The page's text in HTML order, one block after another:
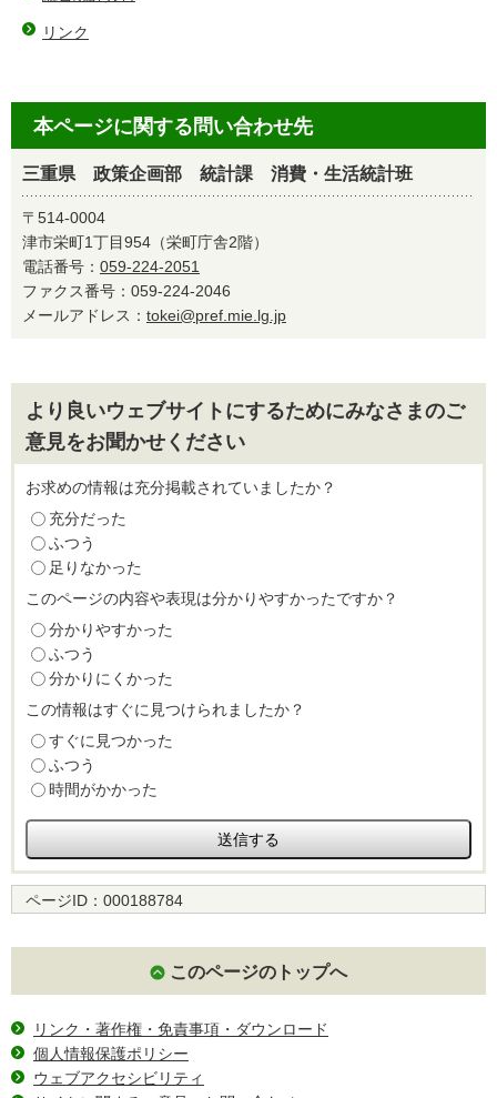
リンク
本ページに関する問い合わせ先
三重県 政策企画部 統計課 消費・生活統計班
〒514-0004
津市栄町1丁目954（栄町庁舎2階）
電話番号： 059-224-2051
ファクス番号：059-224-2046
メールアドレス： tokei@pref.mie.lg.jp
より良いウェブサイトにするためにみなさまのご
意見をお聞かせください
お求めの情報は充分掲載されていましたか？
充分だった
ふつう
足りなかった
このページの内容や表現は分かりやすかったですか？
分かりやすかった
ふつう
分かりにくかった
この情報はすぐに見つけられましたか？
すぐに見つかった
ふつう
時間がかかった
ページID： 000188784
このページのトップへ
リンク・著作権・免責事項・ダウンロード
個人情報保護ポリシー
ウェブアクセシビリティ